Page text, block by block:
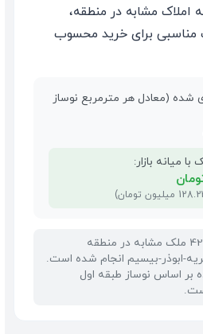
مشابه در منطقه،
مناسبی برای خرید محسوب
شده (معادل هر مترمربع نوساز
میانه بازار:
این تحلیل بر اساس 423 ملک مشابه در منطقه
مشیریه-ابوذر-بیسیم انجام شده است.
اساس نوساز طبقه اول